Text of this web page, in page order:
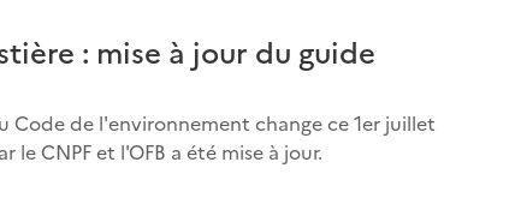
: mise à jour du guide
Code de l'environnement change ce 1er juillet
CNPF et l'OFB a été mise à jour.